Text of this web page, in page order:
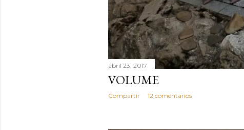
abril 23, 2017
VOLUME
Compartir 12 comentarios